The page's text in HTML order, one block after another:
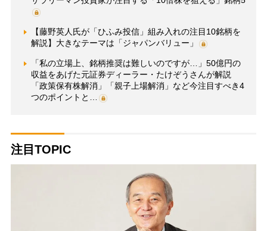
【藤野英人氏が「ひふみ投信」組み入れの注目10銘柄を
解説】大きなテーマは「ジャパンバリュー」
「私の立場上、銘柄推奨は難しいのですが…」50億円の
収益をあげた元証券ディーラー・たけぞうさんが解説
「政策保有株解消」「親子上場解消」など今注目すべき4
つのポイントと…
注目TOPIC